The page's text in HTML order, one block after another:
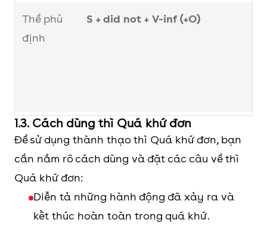
Thể phủ
định
S + did not + V-inf (+O)
Câu nghi
vấn
(Yes/No
Question)
Did + S + V-inf
Was/Were + S + … ?
Câu trả lời:
No, S + didn’t/wasn’t/weren’t.
1.3. Cách dùng thì Quá khứ đơn
Để sử dụng thành thạo thì Quá khứ đơn, bạn
cần nắm rõ cách dùng và đặt các câu về thì
Quá khứ đơn:
Diễn tả những hành động đã xảy ra và
kết thúc hoàn toàn trong quá khứ.